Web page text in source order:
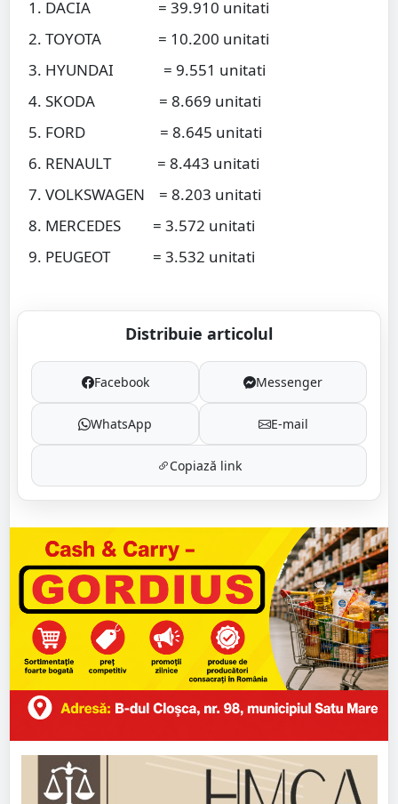
DACIA = 39.910 unitati
TOYOTA = 10.200 unitati
HYUNDAI = 9.551 unitati
SKODA = 8.669 unitati
FORD = 8.645 unitati
RENAULT = 8.443 unitati
VOLKSWAGEN = 8.203 unitati
MERCEDES = 3.572 unitati
PEUGEOT = 3.532 unitati
Distribuie articolul
Facebook Messenger
WhatsApp E-mail
Copiază link